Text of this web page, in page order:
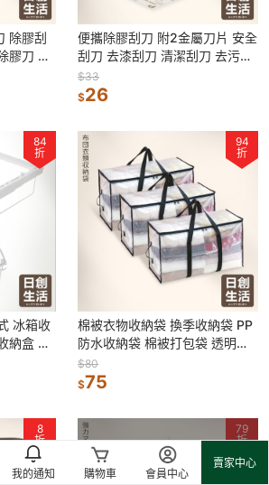
我的通知 購物車 會員中心
賣家中心
除膠刮
膠刀 玻
刮刀 清
便攜除膠刮刀 附2金屬刀片 安全
刮刀 去漆刮刀 清潔刮刀 去污除
漆 除貼紙 除油漆 清潔刀鏟
$33
$26
84
折
冰箱收
納盒 冰
整理
94
折
棉被衣物收納袋 換季收納袋 PP
防水收納袋 棉被打包袋 透明防
塵收納袋 搬家袋 娃娃收納袋 外
套收納
$80
$75
8
折
79
折